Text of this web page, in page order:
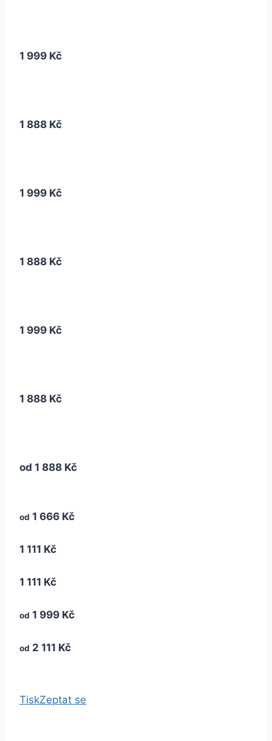
1 999 Kč
1 888 Kč
1 999 Kč
1 888 Kč
1 999 Kč
1 888 Kč
od 1 888 Kč
od 1 666 Kč
1 111 Kč
1 111 Kč
od 1 999 Kč
od 2 111 Kč
TiskZeptat se